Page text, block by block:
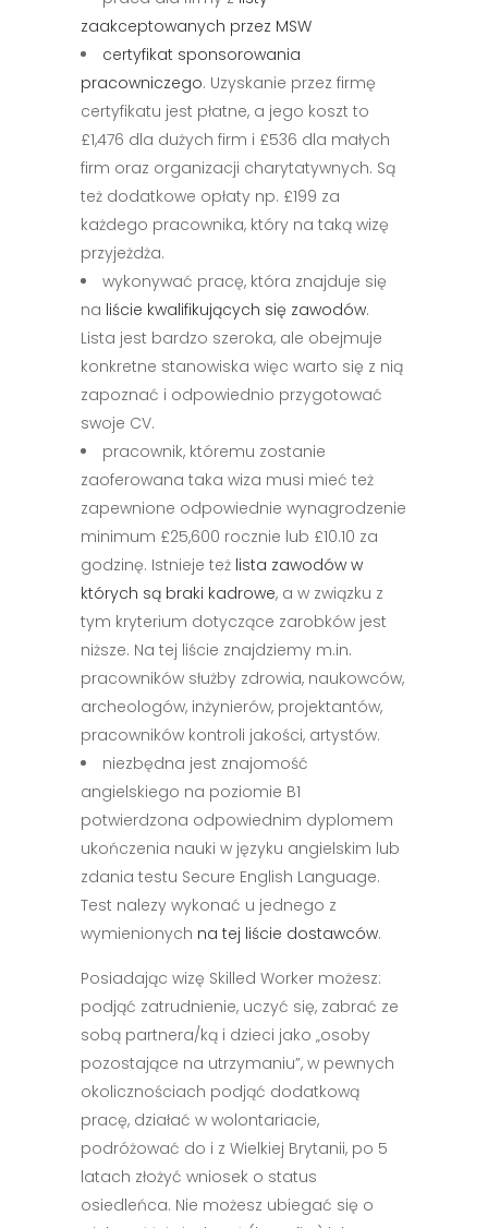
zaakceptowanych przez MSW
certyfikat sponsorowania
pracowniczego. Uzyskanie przez firmę
certyfikatu jest płatne, a jego koszt to
£1,476 dla dużych firm i £536 dla małych
firm oraz organizacji charytatywnych. Są
też dodatkowe opłaty np. £199 za
każdego pracownika, który na taką wizę
przyjeżdża.
wykonywać pracę, która znajduje się
na liście kwalifikujących się zawodów.
Lista jest bardzo szeroka, ale obejmuje
konkretne stanowiska więc warto się z nią
zapoznać i odpowiednio przygotować
swoje CV.
pracownik, któremu zostanie
zaoferowana taka wiza musi mieć też
zapewnione odpowiednie wynagrodzenie
minimum £25,600 rocznie lub £10.10 za
godzinę. Istnieje też lista zawodów w
których są braki kadrowe, a w związku z
tym kryterium dotyczące zarobków jest
niższe. Na tej liście znajdziemy m.in.
pracowników służby zdrowia, naukowców,
archeologów, inżynierów, projektantów,
pracowników kontroli jakości, artystów.
niezbędna jest znajomość
angielskiego na poziomie B1
potwierdzona odpowiednim dyplomem
ukończenia nauki w języku angielskim lub
zdania testu Secure English Language.
Test nalezy wykonać u jednego z
wymienionych na tej liście dostawców.
Posiadając wizę Skilled Worker możesz:
podjąć zatrudnienie, uczyć się, zabrać ze
sobą partnera/ką i dzieci jako „osoby
pozostające na utrzymaniu”, w pewnych
okolicznościach podjąć dodatkową
pracę, działać w wolontariacie,
podróżować do i z Wielkiej Brytanii, po 5
latach złożyć wniosek o status
osiedleńca. Nie możesz ubiegać się o